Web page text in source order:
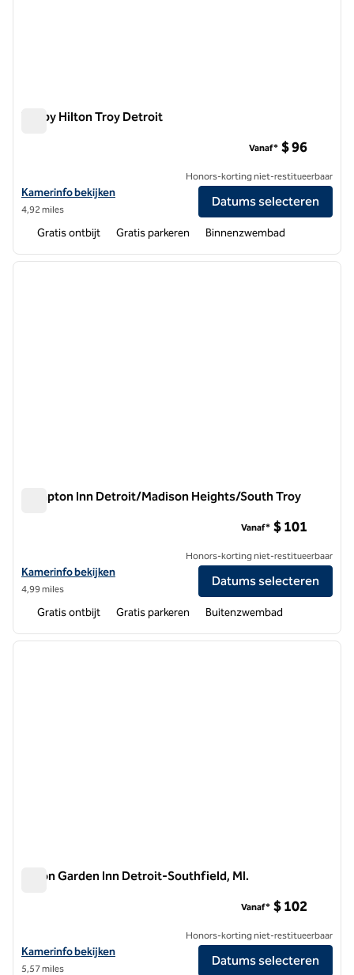
Tru by Hilton Troy Detroit
Bekijk hoteldetails voor Tru by Hilton Troy Detroit
Kamerinfo bekijken
4,92 miles
Vanaf* $ 96
Honors-korting niet-restitueerbaar
Datums selecteren
Gratis ontbijt Gratis parkeren Binnenzwembad
1 van 12
Hampton Inn Detroit/Madison Heights/South Troy
Bekijk hoteldetails voor Hampton Inn Detroit/Madison Heights/
Kamerinfo bekijken
4,99 miles
Vanaf* $ 101
Honors-korting niet-restitueerbaar
Datums selecteren
Gratis ontbijt Gratis parkeren Buitenzwembad
1 van 12
Hilton Garden Inn Detroit-Southfield, MI.
Bekijk hoteldetails voor Hilton Garden Inn Detroit-Southfield, MI.
Kamerinfo bekijken
5,57 miles
Vanaf* $ 102
Honors-korting niet-restitueerbaar
Datums selecteren